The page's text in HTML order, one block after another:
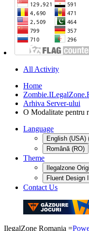
All Activity
Home
Arhiva Server-ului
O Modalitate pentru
Language
English (USA)
Română (RO)
Theme
Ilegalzone
Fluent Design
Contact Us
IlegalZone Romania =